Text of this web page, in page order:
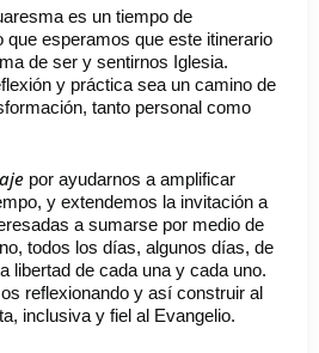
es un tiempo de
que esperamos que este itinerario
de ser y sentirnos Iglesia.
y práctica sea un camino de
tanto personal como
por ayudarnos a amplificar
y extendemos la invitación a
a sumarse por medio de
todos los días, algunos días, de
libertad de cada una y cada uno.
reflexionando y así construir al
inclusiva y fiel al Evangelio.